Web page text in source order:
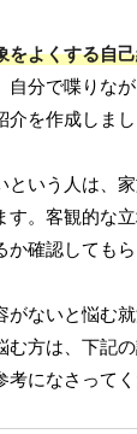
をよくする自
自分で喋りな
を作成しまし
という人は、
す。客観的な
確認してもら
がないと悩む
む方は、下記
になさってく